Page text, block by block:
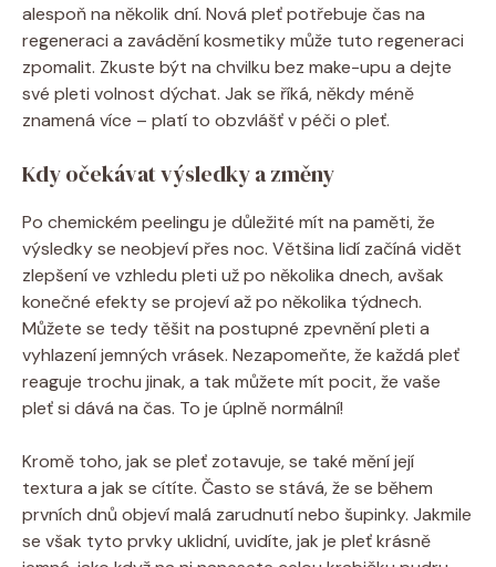
alespoň na několik dní. Nová pleť potřebuje čas na
regeneraci a zavádění kosmetiky může tuto regeneraci
zpomalit. Zkuste být na chvilku bez make-upu a dejte
své pleti volnost dýchat. Jak se říká, někdy méně
znamená více – platí to obzvlášť v péči o pleť.
Kdy očekávat výsledky a změny
Po chemickém peelingu je důležité mít na paměti, že
výsledky se neobjeví přes noc. Většina lidí začíná vidět
zlepšení ve vzhledu pleti už po několika dnech, avšak
konečné efekty se projeví až po několika týdnech.
Můžete se tedy těšit na postupné zpevnění pleti a
vyhlazení jemných vrásek. Nezapomeňte, že každá pleť
reaguje trochu jinak, a tak můžete mít pocit, že vaše
pleť si dává na čas. To je úplně normální!
Kromě toho, jak se pleť zotavuje, se také mění její
textura a jak se cítíte. Často se stává, že se během
prvních dnů objeví malá zarudnutí nebo šupinky. Jakmile
se však tyto prvky uklidní, uvidíte, jak je pleť krásně